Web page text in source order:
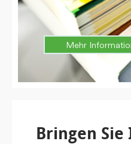
Mehr
Bringen